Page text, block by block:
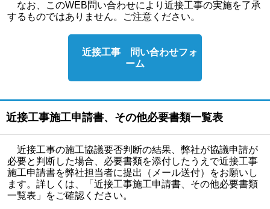
なお、このWEB問い合わせにより近接⼯事の実施を了承
するものではありません。ご注意ください。
近接工事 問い合わせフォ
ーム
近接工事施工申請書、その他必要書類一覧表
近接工事の施工協議要否判断の結果、弊社が協議申請が
必要と判断した場合、必要書類を添付したうえで近接工事
施工申請書を弊社担当者に提出（メール送付）をお願いし
ます。詳しくは、「近接工事施工申請書、その他必要書類
一覧表」をご確認ください。